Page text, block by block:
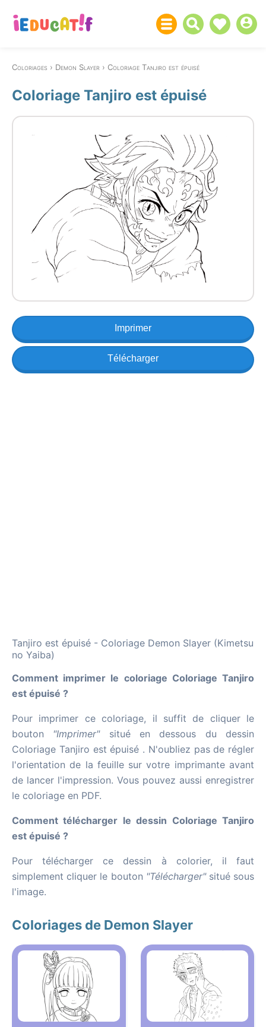
Coloriages Demon Slayer Coloriage Tanjiro est épuisé
Coloriage Tanjiro est épuisé
Imprimer
Télécharger
Tanjiro est épuisé - Coloriage Demon Slayer (Kimetsu
no Yaiba)
Comment imprimer le coloriage Coloriage Tanjiro
est épuisé ?
Pour imprimer ce coloriage, il suffit de cliquer le
bouton "Imprimer"situé en dessous du dessin
Coloriage Tanjiro est épuisé . N'oubliez pas de régler
l'orientation de la feuille sur votre imprimante avant
de lancer l'impression. Vous pouvez aussi enregistrer
le coloriage en PDF.
Comment télécharger le dessin Coloriage Tanjiro
est épuisé ?
Pour télécharger ce dessin à colorier, il faut
simplement cliquer le bouton "Télécharger"situé sous
l'image.
Coloriages de Demon Slayer